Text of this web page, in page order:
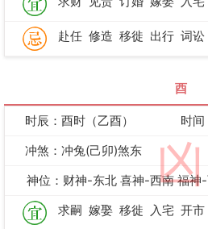
赴任 修造 移徙 出行 词讼
酉
凶
时辰：酉时（乙酉）
时
冲煞：冲兔(己卯)煞东
神位：财神-东北 喜神-西南 福神
求嗣 嫁娶 移徙 入宅 开市